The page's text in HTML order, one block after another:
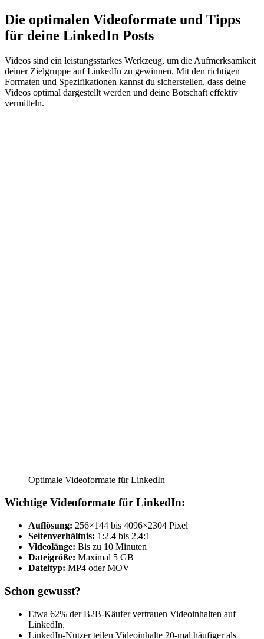
Die optimalen Videoformate und Tipps
für deine LinkedIn Posts
Videos sind ein leistungsstarkes Werkzeug, um die Aufmerksamkeit
deiner Zielgruppe auf LinkedIn zu gewinnen. Mit den richtigen
Formaten und Spezifikationen kannst du sicherstellen, dass deine
Videos optimal dargestellt werden und deine Botschaft effektiv
vermitteln.
Optimale Videoformate für LinkedIn
Wichtige Videoformate für LinkedIn:
Auflösung: 256×144 bis 4096×2304 Pixel
Seitenverhältnis: 1:2.4 bis 2.4:1
Videolänge: Bis zu 10 Minuten
Dateigröße: Maximal 5 GB
Dateityp: MP4 oder MOV
Schon gewusst?
Etwa 62% der B2B-Käufer vertrauen Videoinhalten auf
LinkedIn.
LinkedIn-Nutzer teilen Videoinhalte 20-mal häufiger als